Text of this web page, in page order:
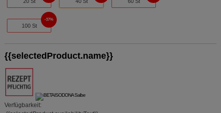
100 St
37%
{{selectedProduct.name}}
Verfügbarkeit: